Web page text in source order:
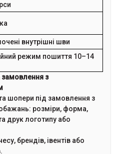
внутрішні шви
режим пошиття 10–14
з
шопери під замовлення з
розміри, форма,
друк логотипу або
брендів, івентів або